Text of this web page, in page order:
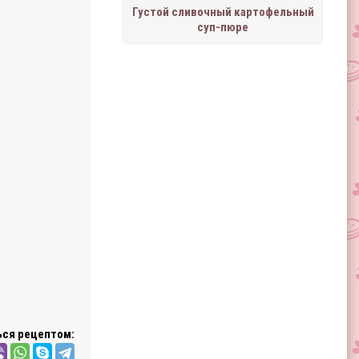
Густой сливочный картофельный
суп-пюре
рецептом: